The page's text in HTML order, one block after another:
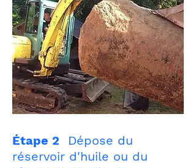
Étape 2 Dépose du
réservoir d'huile ou du